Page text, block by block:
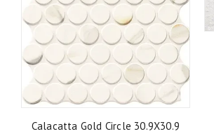
Calacatta Gold Circle 30.9X30.9